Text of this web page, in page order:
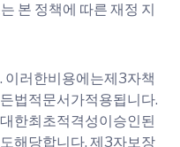
본 정책에 따른 재정 지
러한비용에는제3자책
법적문서가적용됩니다.
한최초적격성이승인된
해당합니다. 제3자보장